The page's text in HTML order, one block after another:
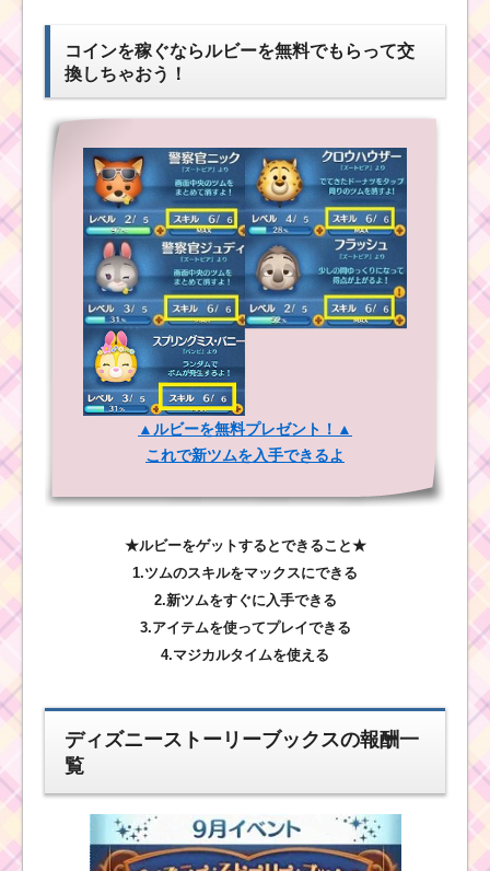
コインを稼ぐならルビーを無料でもらって交
換しちゃおう！
▲ルビーを無料プレゼント！▲
これで新ツムを入手できるよ
★ルビーをゲットするとできること★
1.ツムのスキルをマックスにできる
2.新ツムをすぐに入手できる
3.アイテムを使ってプレイできる
4.マジカルタイムを使える
ディズニーストーリーブックスの報酬一
覧